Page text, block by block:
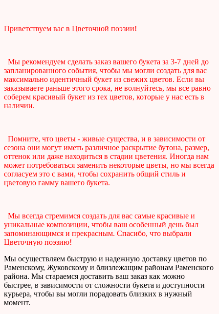
Приветствуем вас в Цветочной поэзии!
Мы рекомендуем сделать заказ вашего букета за 3-7 дней до
запланированного события, чтобы мы могли создать для вас
максимально идентичный букет из свежих цветов. Если вы
заказываете раньше этого срока, не волнуйтесь, мы все равно
соберем красивый букет из тех цветов, которые у нас есть в
наличии.
Помните, что цветы - живые существа, и в зависимости от
сезона они могут иметь различное раскрытие бутона, размер,
оттенок или даже находиться в стадии цветения. Иногда нам
может потребоваться заменить некоторые цветы, но мы всегда
согласуем это с вами, чтобы сохранить общий стиль и
цветовую гамму вашего букета.
Мы всегда стремимся создать для вас самые красивые и
уникальные композиции, чтобы ваш особенный день был
запоминающимся и прекрасным. Спасибо, что выбрали
Цветочную поэзию!
Мы осуществляем быструю и надежную доставку цветов по
Раменскому, Жуковскому и близлежащим районам Раменского
района. Мы стараемся доставить ваш заказ как можно
быстрее, в зависимости от сложности букета и доступности
курьера, чтобы вы могли порадовать близких в нужный
момент.